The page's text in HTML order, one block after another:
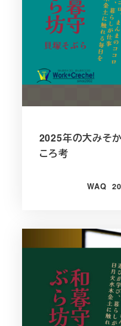
2025年の大みそ
ころ考
WAQ